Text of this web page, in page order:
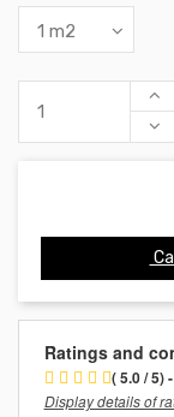
Ratings and
( 5.0 / 5)
Display details of